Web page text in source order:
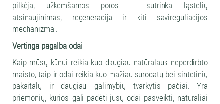
pilkėja, užkemšamos poros – sutrinka ląstelių
atsinaujinimas, regeneracija ir kiti savireguliacijos
mechanizmai.
Vertinga pagalba odai
Kaip mūsų kūnui reikia kuo daugiau natūralaus neperdirbto
maisto, taip ir odai reikia kuo mažiau surogatų bei sintetinių
pakaitalų ir daugiau galimybių tvarkytis pačiai. Yra
priemonių, kurios gali padėti jūsų odai pasveikti, natūraliai